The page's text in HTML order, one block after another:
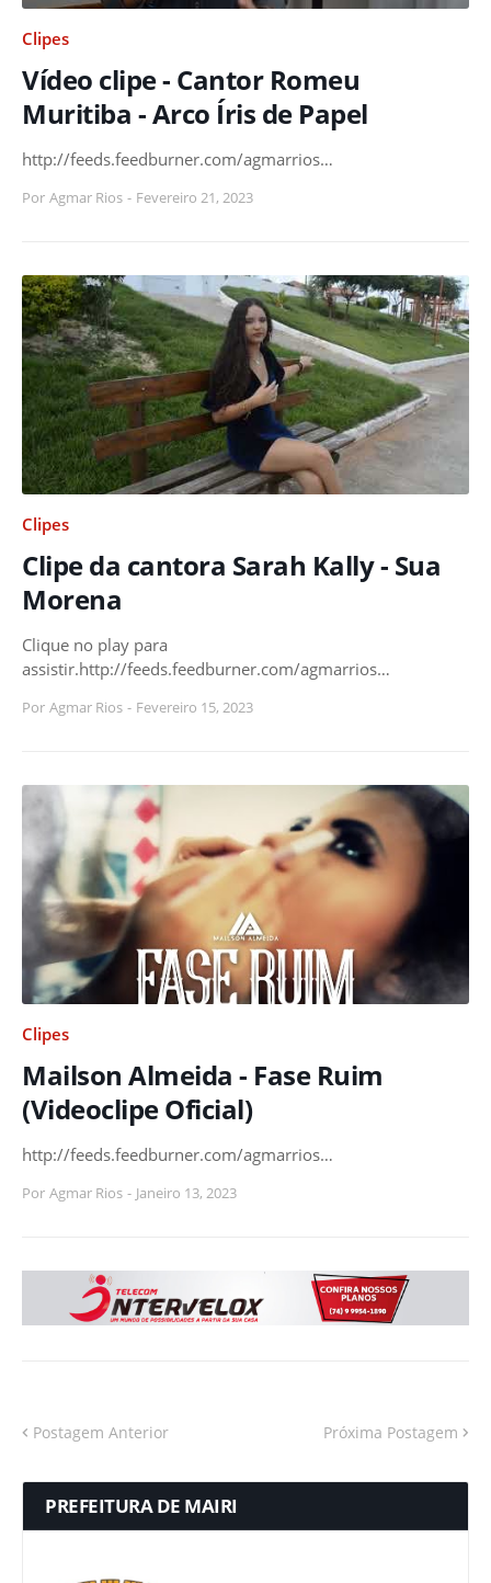
Clipes
Vídeo clipe - Cantor Romeu
Muritiba - Arco Íris de Papel
http://feeds.feedburner.com/agmarrios…
Por Agmar Rios - Fevereiro 21, 2023
Clipes
Clipe da cantora Sarah Kally - Sua
Morena
Clique no play para
assistir.http://feeds.feedburner.com/agmarrios…
Por Agmar Rios - Fevereiro 15, 2023
Clipes
Mailson Almeida - Fase Ruim
(Videoclipe Oficial)
http://feeds.feedburner.com/agmarrios…
Por Agmar Rios - Janeiro 13, 2023
Postagem Anterior Próxima Postagem
PREFEITURA DE MAIRI